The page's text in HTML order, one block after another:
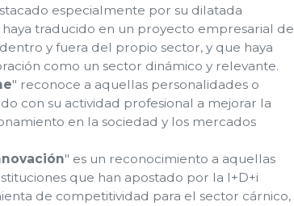
especialmente por su dilatada
traducido en un proyecto empresarial de
y fuera del propio sector, y que haya
como un sector dinámico y relevante.
" reconoce a aquellas personalidades o
con su actividad profesional a mejorar la
en la sociedad y los mercados
" es un reconocimiento a aquellas
que han apostado por la I+D+i
de competitividad para el sector cárnico,